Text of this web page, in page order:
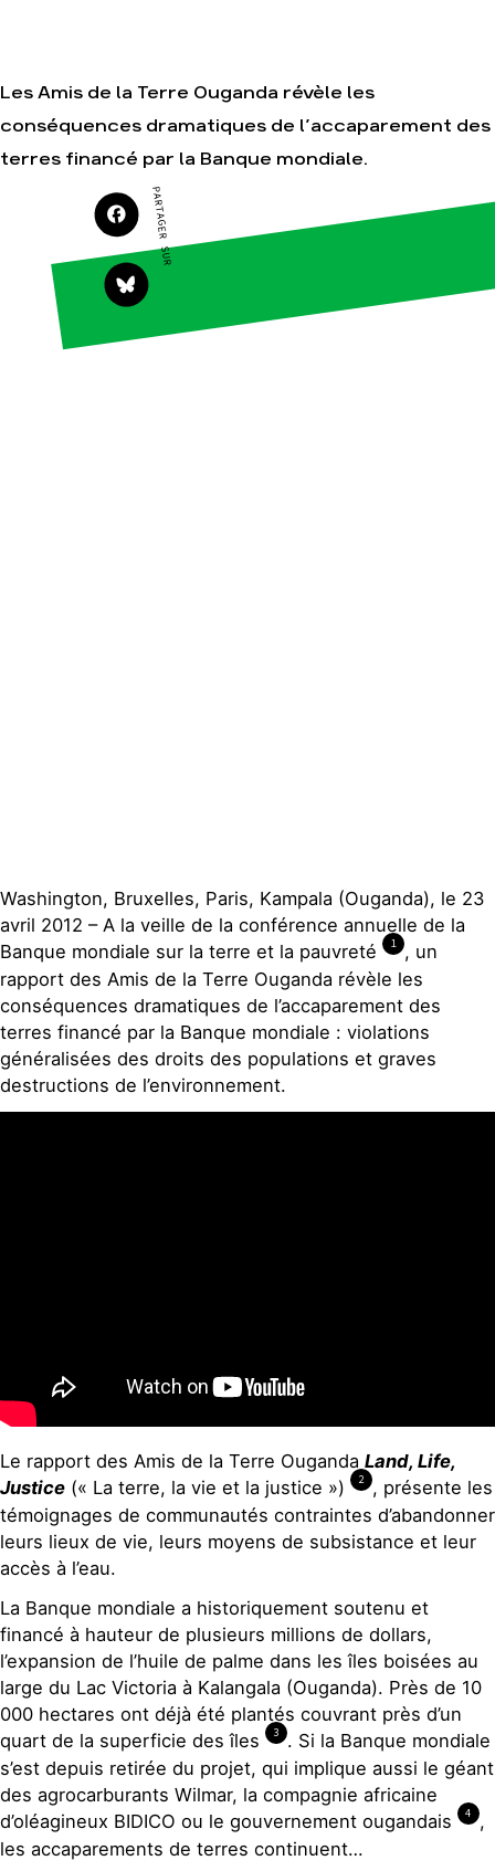
Faire un don
S'engager sur le
terrain
Agir au quotidien
Soutenir les
campagnes
Transmettre tout
ou partie de son
thématiques
Surproduction
Multinationales
Les Amis de la Terre Ouganda révèle les
conséquences dramatiques de l’accaparement des
terres financé par la Banque mondiale.
PARTAGER SUR
Washington, Bruxelles, Paris, Kampala (Ouganda), le 23
avril 2012 – A la veille de la conférence annuelle de la
Banque mondiale sur la terre et la pauvreté
1
, un
rapport des Amis de la Terre Ouganda révèle les
conséquences dramatiques de l’accaparement des
terres financé par la Banque mondiale : violations
généralisées des droits des populations et graves
destructions de l’environnement.
Le rapport des Amis de la Terre Ouganda Land, Life,
Justice (« La terre, la vie et la justice ») 2
, présente les
témoignages de communautés contraintes d’abandonner
leurs lieux de vie, leurs moyens de subsistance et leur
accès à l’eau.
La Banque mondiale a historiquement soutenu et
financé à hauteur de plusieurs millions de dollars,
l’expansion de l’huile de palme dans les îles boisées au
large du Lac Victoria à Kalangala (Ouganda). Près de 10
000 hectares ont déjà été plantés couvrant près d’un
quart de la superficie des îles
3
. Si la Banque mondiale
s’est depuis retirée du projet, qui implique aussi le géant
des agrocarburants Wilmar, la compagnie africaine
d’oléagineux BIDICO ou le gouvernement ougandais
4
,
les accaparements de terres continuent…